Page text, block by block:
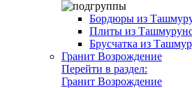
Бордюры из
Плиты из
Брусчатка из
Гранит Возрождение
Перейти в раздел:
Гранит Возрождение